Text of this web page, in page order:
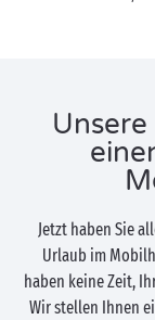
Jetzt haben Sie
Urlaub im
haben keine Zeit,
Wir stellen Ihnen